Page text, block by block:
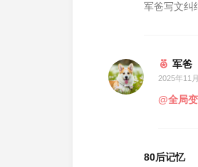
军爸写文纠
军爸
2025年11
@全局
80后记忆